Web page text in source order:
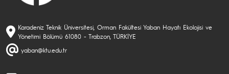
Karadeniz Teknik Üniversitesi, Orman Fakültesi Yaban Hayatı Ekolojisi ve
Yönetimi Bölümü 61080 - Trabzon, TÜRKİYE
yaban@ktu.edu.tr